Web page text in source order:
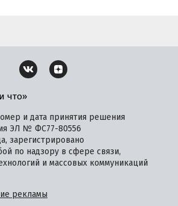
что»
и дата принятия решения
ЭЛ № ФС77-80556
зарегистрировано
по надзору в сфере связи,
и массовых коммуникаций
рекламы